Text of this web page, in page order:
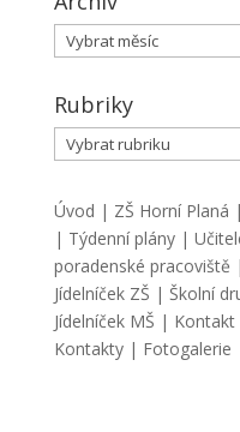
Archiv
Rubriky
Rubriky
Úvod | ZŠ Horní Planá |
| Týdenní plány|
poradenské pracoviště |
Jídelníček ZŠ | Školní
Jídelníček MŠ | Kontakt
Kontakty| Fotogalerie